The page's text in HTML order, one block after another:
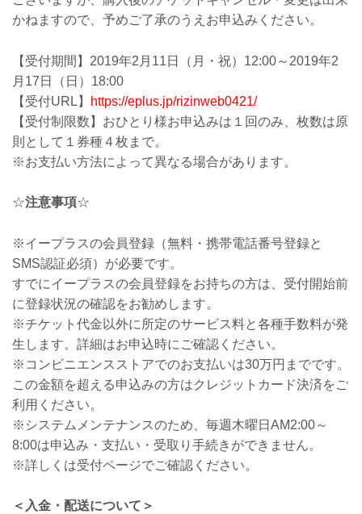
かねますので、予めご了承のうえお申込みください。
【受付期間】2019年2月11日（月・祝）12:00～2019年2
月17日（日）18:00
【受付URL】
https://eplus.jp/rizinweb0421/
【受付制限数】おひとり様お申込みは１回のみ、枚数は原
則として１券種４枚まで。
※お支払い方法によって異なる場合があります。
☆注意事項☆
※イープラスの会員登録（無料・携帯電話番号登録と
SMS認証必須）が必要です。
すでにイープラスの会員登録をお持ちの方は、受付開始前
に登録状況の確認をお勧めします。
※チケット代金以外に所定のサービス料と各種手数料が発
生します。詳細はお申込時にご確認ください。
※コンビニエンスストアでのお支払いは30万円までです。
この金額を超える申込みの方はクレジットカード決済をご
利用ください。
※システムメンテナンスのため、毎週木曜日AM2:00～
8:00は申込み・支払い・受取り手続きができません。
※詳しくは受付ページでご確認ください。
＜入金・配送について＞